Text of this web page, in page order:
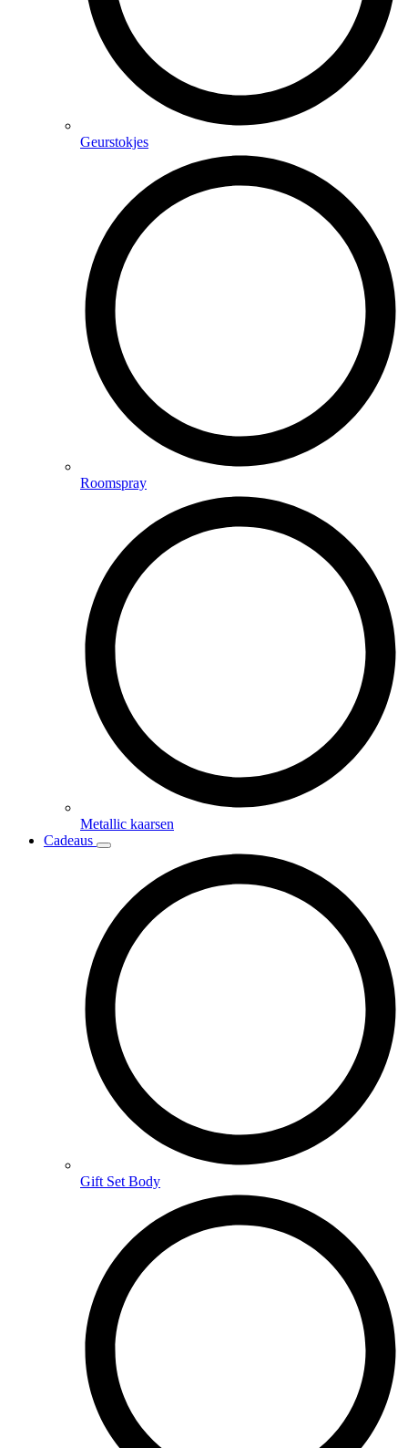
Geurstokjes
Roomspray
Metallic kaarsen
Cadeaus
Gift Set Body